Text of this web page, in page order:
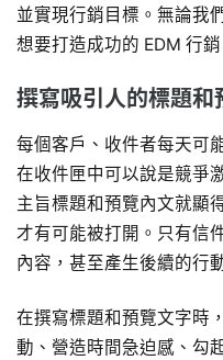
並實現行銷目標。無論我
想要打造成功的 EDM 行
撰寫吸引人的標題和
每個客戶、收件者每天可
在收件匣中可以說是競爭
主旨標題和預覽內文就顯
才有可能被打開。只有信
內容，甚至產生後續的行
在撰寫標題和預覽文字時
動、營造時間急迫感、勾